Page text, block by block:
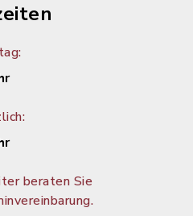
beraten Sie